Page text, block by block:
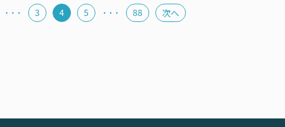
・・・ 3 4 5 ・・・ 88 次へ